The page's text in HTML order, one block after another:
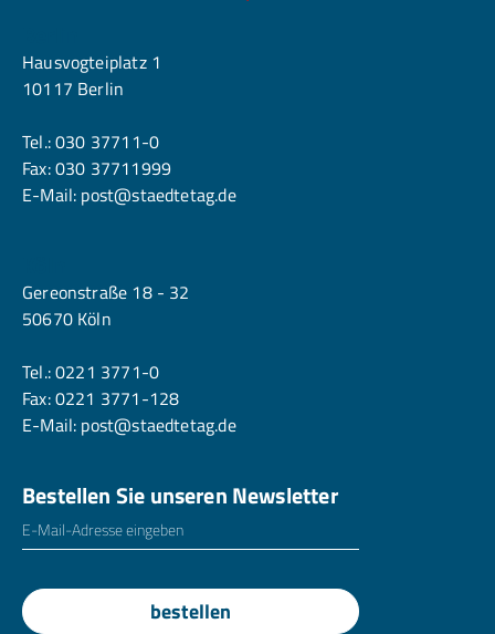
Hausvogteiplatz 1
10117 Berlin
Tel.:030 37711-0
Fax: 030 37711999
E-Mail: post@staedtetag.de
Gereonstraße 18 - 32
50670 Köln
Tel.:0221 3771-0
Fax: 0221 3771-128
E-Mail: post@staedtetag.de
Bestellen Sie unseren Newsletter
E-Mailadresse
bestellen